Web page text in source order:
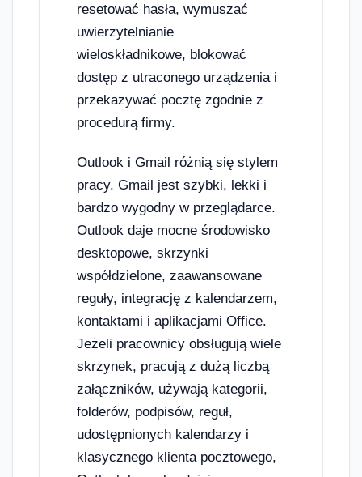
resetować hasła, wymuszać
uwierzytelnianie
wieloskładnikowe, blokować
dostęp z utraconego urządzenia i
przekazywać pocztę zgodnie z
procedurą firmy.
Outlook i Gmail różnią się stylem
pracy. Gmail jest szybki, lekki i
bardzo wygodny w przeglądarce.
Outlook daje mocne środowisko
desktopowe, skrzynki
współdzielone, zaawansowane
reguły, integrację z kalendarzem,
kontaktami i aplikacjami Office.
Jeżeli pracownicy obsługują wiele
skrzynek, pracują z dużą liczbą
załączników, używają kategorii,
folderów, podpisów, reguł,
udostępnionych kalendarzy i
klasycznego klienta pocztowego,